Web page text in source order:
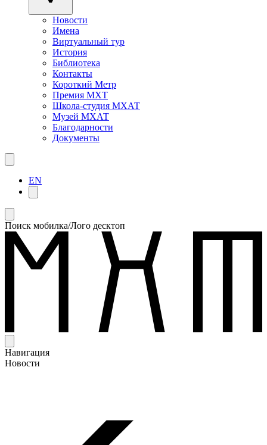
Новости
Имена
Виртуальный тур
История
Библиотека
Контакты
Короткий Метр
Премия МХТ
Школа-студия МХАТ
Музей МХАТ
Благодарности
Документы
EN
Поиск мобилка/Лого десктоп
Навигация
Новости